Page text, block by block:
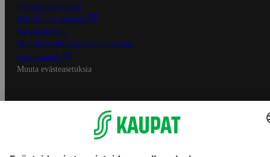
Tietosuojakäytäntö
Palvelun käyttöehdot
Saavutettavuus
Mobiilisovelluksen saavutettavuus
Mainostajalle
Muuta evästeasetuksia
S-ryhmän palvelut